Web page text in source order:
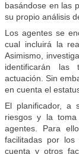
basándose en las
su propio análisis
Los agentes se
cual incluirá la
Asimismo,
identificarán las
actuación. Sin
en cuenta el
El planificador, a
riesgos y la
agentes. Para
facilitadas por
cuenta y otros